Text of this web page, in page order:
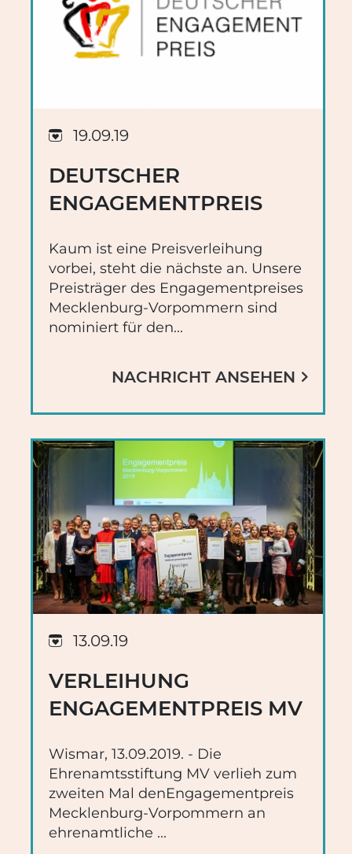
19.09.19
DEUTSCHER
ENGAGEMENTPREIS
Kaum ist eine Preisverleihung
vorbei, steht die nächste an. Unsere
Preisträger des Engagementpreises
Mecklenburg-Vorpommern sind
nominiert für den...
NACHRICHT ANSEHEN
13.09.19
VERLEIHUNG
ENGAGEMENTPREIS MV
Wismar, 13.09.2019. - Die
Ehrenamtsstiftung MV verlieh zum
zweiten Mal denEngagementpreis
Mecklenburg-Vorpommern an
ehrenamtliche ...